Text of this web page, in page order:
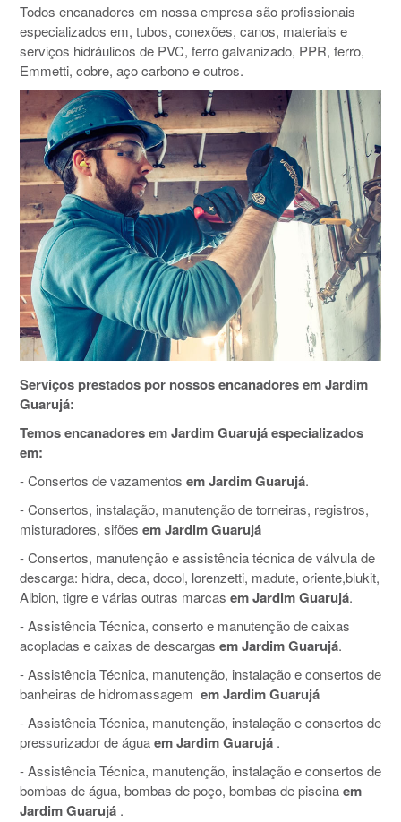
Todos encanadores em nossa empresa são profissionais
especializados em, tubos, conexões, canos, materiais e
serviços hidráulicos de PVC, ferro galvanizado, PPR, ferro,
Emmetti, cobre, aço carbono e outros.
Serviços prestados por nossos encanadores em Jardim
Guarujá:
Temos encanadores em Jardim Guarujá especializados
em:
- Consertos de vazamentos em Jardim Guarujá.
- Consertos, instalação, manutenção de torneiras, registros,
misturadores, sifões em Jardim Guarujá
- Consertos, manutenção e assistência técnica de válvula de
descarga: hidra, deca, docol, lorenzetti, madute, oriente,blukit,
Albion, tigre e várias outras marcas em Jardim Guarujá.
- Assistência Técnica, conserto e manutenção de caixas
acopladas e caixas de descargas em Jardim Guarujá.
- Assistência Técnica, manutenção, instalação e consertos de
banheiras de hidromassagem em Jardim Guarujá
- Assistência Técnica, manutenção, instalação e consertos de
pressurizador de águaem Jardim Guarujá .
- Assistência Técnica, manutenção, instalação e consertos de
bombas de água, bombas de poço, bombas de piscinaem
Jardim Guarujá .